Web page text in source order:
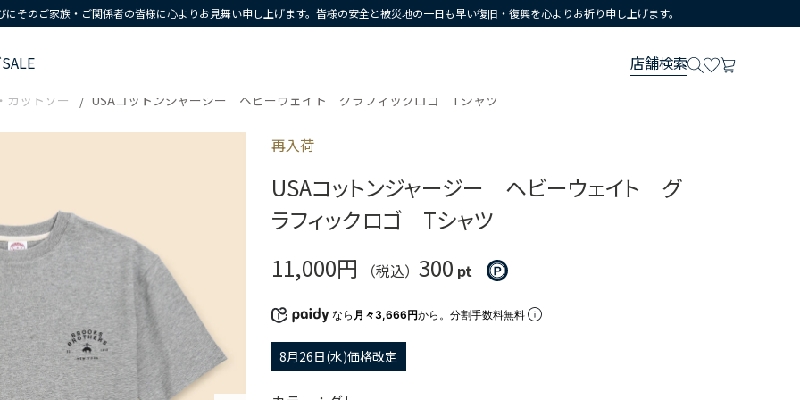
そのご家族・ご関係者の皆様に心よりお見舞い申し上げます。皆様の安全と被災地の一日も早い復旧・復興を心よりお祈り申し上げます。
SALE 店舗検索
カットソー USAコットンジャージー ヘビーウェイト グラフィックロゴ Tシャツ
再入荷
USAコットンジャージー ヘビーウェイト グ
ラフィックロゴ Tシャツ
11,000円
（税込）300 pt
なら 月々3,666円から。分割手数料無料
8月26日(水)価格改定